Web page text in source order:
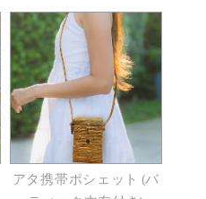
アタ携帯ポシェット (バ